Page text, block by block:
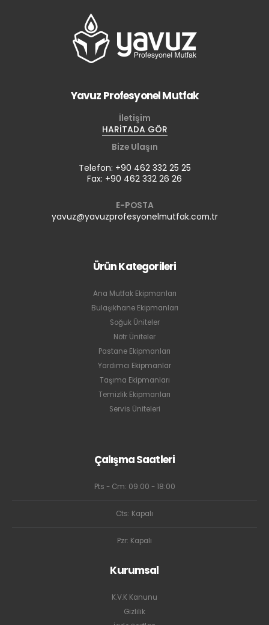
Yavuz Profesyonel Mutfak
İletişim
HARİTADA GÖR
Bize Ulaşın
Telefon: +90 462 332 25 25
Fax: +90 462 332 26 26
E-POSTA
yavuz@yavuzprofesyonelmutfak.com.tr
Ürün Kategorileri
Ana Mutfak Ekipmanları
Bulaşıkhane Ekipmanları
Soğuk Üniteler
Nötr Üniteler
Pastane Ekipmanları
Yardımcı Ekipmanlar
Taşıma Ekipmanları
Temizlik Ekipmanları
Servis Üniteleri
Çalışma Saatleri
Pts - Cm: 09:00 - 18:00
Cts: Kapalı
Pzr: Kapalı
Kurumsal
K.V.K Kanunu
Gizlilik